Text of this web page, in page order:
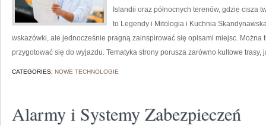
Islandii oraz północnych terenów, gdzie cisza
to Legendy i Mitologia i Kuchnia
wskazówki, ale jednocześnie pragną zainspirować się opisami miejsc. Można
przygotować się do wyjazdu. Tematyka strony porusza zarówno kultowe trasy,
CATEGORIES: NOWE TECHNOLOGIE
Alarmy i Systemy Zabezpieczeń